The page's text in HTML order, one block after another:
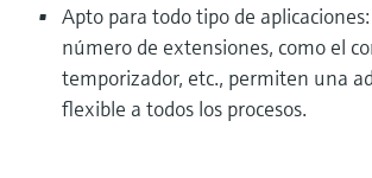
Apto para todo tipo de
número de extensiones, como el
temporizador, etc., permiten una
flexible a todos los procesos.